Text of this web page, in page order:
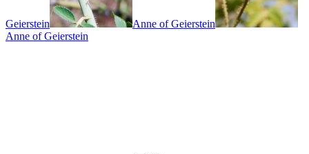
Geierstein
Anne of Geierstein
Anne of Geierstein